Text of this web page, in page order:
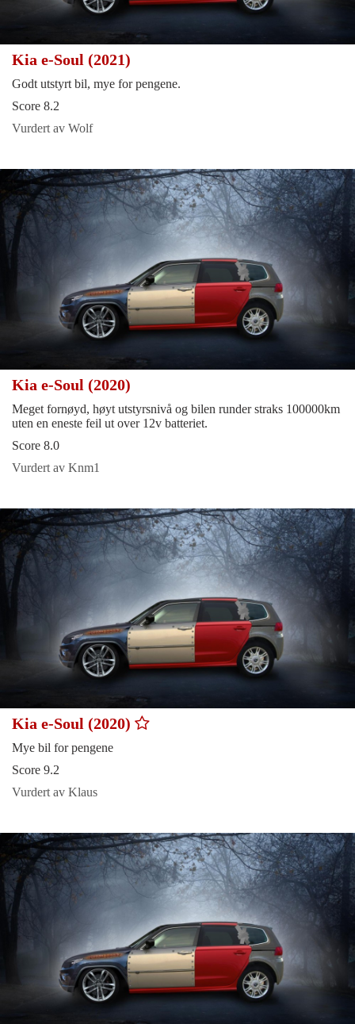
Kia e-Soul (2021)
Godt utstyrt bil, mye for pengene.
Score 8.2
Vurdert av Wolf
Kia e-Soul (2020)
Meget fornøyd, høyt utstyrsnivå og bilen runder straks 100000km
uten en eneste feil ut over 12v batteriet.
Score 8.0
Vurdert av Knm1
Kia e-Soul (2020)
Mye bil for pengene
Score 9.2
Vurdert av Klaus